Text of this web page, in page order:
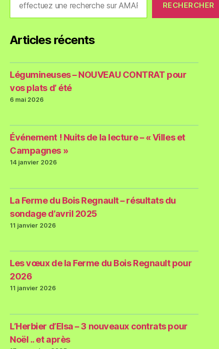
RECHERCHER
Articles récents
Légumineuses – NOUVEAU CONTRAT pour
vos plats d’ été
6 mai 2026
Événement ! Nuits de la lecture – « Villes et
Campagnes »
14 janvier 2026
La Ferme du Bois Regnault – résultats du
sondage d’avril 2025
11 janvier 2026
Les vœux de la Ferme du Bois Regnault pour
2026
11 janvier 2026
L’Herbier d’Elsa – 3 nouveaux contrats pour
Noël .. et après